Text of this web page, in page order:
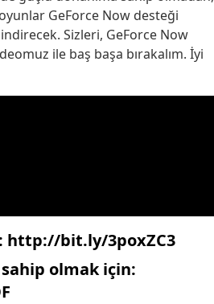
GeForce Now desteği
Sizleri, GeForce Now
ile baş başa bırakalım. İyi
http://bit.ly/3poxZC3
sahip olmak için: